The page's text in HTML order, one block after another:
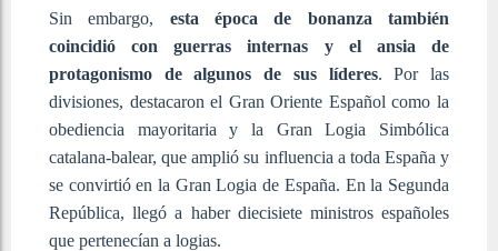
Sin embargo, esta época de bonanza también
coincidió con guerras internas y el ansia de
protagonismo de algunos de sus líderes. Por las
divisiones, destacaron el Gran Oriente Español como la
obediencia mayoritaria y la Gran Logia Simbólica
catalana-balear, que amplió su influencia a toda España y
se convirtió en la Gran Logia de España. En la Segunda
República, llegó a haber diecisiete ministros españoles
que pertenecían a logias.